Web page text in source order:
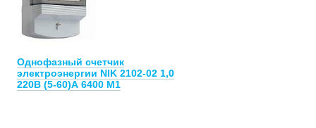
Однофазный счетчик
электроэнергии NIK 2102-02 1,0
220В (5-60)А 6400 М1